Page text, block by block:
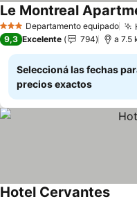
3 EstrellasDepartamento equipado
Le Montreal
9,3 Excelente 794 a 7.5
Seleccioná las fechas
precios exactos
Hotel Cervantes